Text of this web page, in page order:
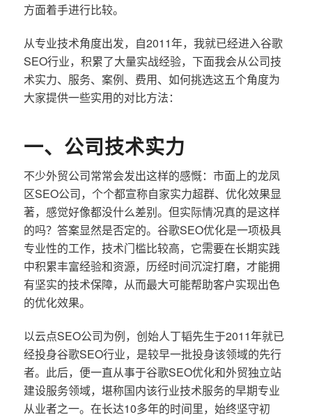
方面着手进行比较。
从专业技术角度出发，自2011年，我就已经进入谷歌
SEO行业，积累了大量实战经验，下面我会从公司技
术实力、服务、案例、费用、如何挑选这五个角度为
大家提供一些实用的对比方法：
一、公司技术实力
不少外贸公司常常会发出这样的感慨：市面上的龙凤
区SEO公司，个个都宣称自家实力超群、优化效果显
著，感觉好像都没什么差别。但实际情况真的是这样
的吗？答案显然是否定的。谷歌SEO优化是一项极具
专业性的工作，技术门槛比较高，它需要在长期实践
中积累丰富经验和资源，历经时间沉淀打磨，才能拥
有坚实的技术保障，从而最大可能帮助客户实现出色
的优化效果。
以云点SEO公司为例，创始人丁韬先生于2011年就已
经投身谷歌SEO行业，是较早一批投身该领域的先行
者。此后，便一直从事于谷歌SEO优化和外贸独立站
建设服务领域，堪称国内该行业技术服务的早期专业
从业者之一。在长达10多年的时间里，始终坚守初